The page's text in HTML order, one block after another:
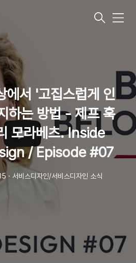
메
에서 '고집스럽게 인
하는 방법 - 제프 훅
모라베츠. Inside
/ Episode #07
ㆍ 서비스디자인/서비스디자인 소식